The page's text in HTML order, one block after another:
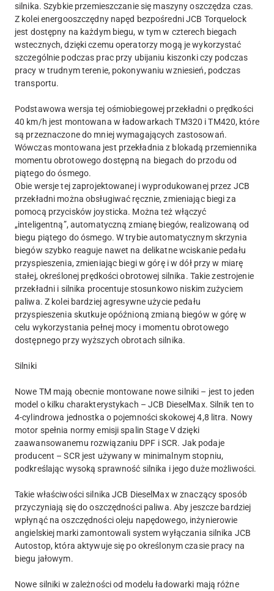
silnika. Szybkie przemieszczanie się maszyny oszczędza czas.
Z kolei energooszczędny napęd bezpośredni JCB Torquelock
jest dostępny na każdym biegu, w tym w czterech biegach
wstecznych, dzięki czemu operatorzy mogą je wykorzystać
szczególnie podczas prac przy ubijaniu kiszonki czy podczas
pracy w trudnym terenie, pokonywaniu wzniesień, podczas
transportu.
Podstawowa wersja tej ośmiobiegowej przekładni o prędkości
40 km/h jest montowana w ładowarkach TM320 i TM420, które
są przeznaczone do mniej wymagających zastosowań.
Wówczas montowana jest przekładnia z blokadą przemiennika
momentu obrotowego dostępną na biegach do przodu od
piątego do ósmego.
Obie wersje tej zaprojektowanej i wyprodukowanej przez JCB
przekładni można obsługiwać ręcznie, zmieniając biegi za
pomocą przycisków joysticka. Można też włączyć
„inteligentną”, automatyczną zmianę biegów, realizowaną od
biegu piątego do ósmego. W trybie automatycznym skrzynia
biegów szybko reaguje nawet na delikatne wciskanie pedału
przyspieszenia, zmieniając biegi w górę i w dół przy w miarę
stałej, określonej prędkości obrotowej silnika. Takie zestrojenie
przekładni i silnika procentuje stosunkowo niskim zużyciem
paliwa. Z kolei bardziej agresywne użycie pedału
przyspieszenia skutkuje opóźnioną zmianą biegów w górę w
celu wykorzystania pełnej mocy i momentu obrotowego
dostępnego przy wyższych obrotach silnika.
Silniki
Nowe TM mają obecnie montowane nowe silniki – jest to jeden
model o kilku charakterystykach – JCB DieselMax. Silnik ten to
4-cylindrowa jednostka o pojemności skokowej 4,8 litra. Nowy
motor spełnia normy emisji spalin Stage V dzięki
zaawansowanemu rozwiązaniu DPF i SCR. Jak podaje
producent – SCR jest używany w minimalnym stopniu,
podkreślając wysoką sprawność silnika i jego duże możliwości.
Takie właściwości silnika JCB DieselMax w znaczący sposób
przyczyniają się do oszczędności paliwa. Aby jeszcze bardziej
wpłynąć na oszczędności oleju napędowego, inżynierowie
angielskiej marki zamontowali system wyłączania silnika JCB
Autostop, która aktywuje się po określonym czasie pracy na
biegu jałowym.
Nowe silniki w zależności od modelu ładowarki mają różne